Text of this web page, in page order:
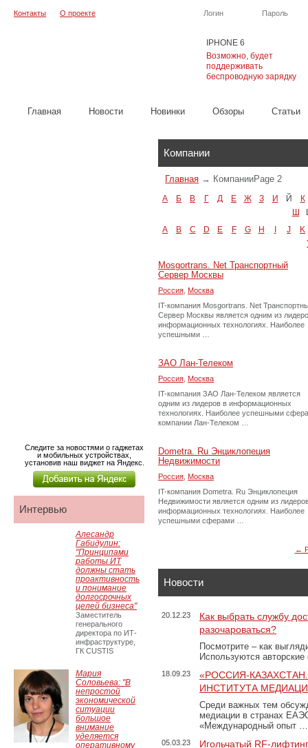
IPHONE 6
Возможно, будет
поддерживать
беспроводную зарядку
Логин Пароль
Контакты О проекте
Главная Новости Новинки Обзоры Cтатьи
Компании
Главная → КомпанииPage 2
А Б В Г Д Е Ж З И Й
К
Ш
A
B C D E F G H J
K
Mosgortrans. Net Транспортный
Сервер Москвы
Россия Москва
IT-компания Mosgortrans. Net
Сервер Москвы является одним из
информационных технологиях. Наиболее
успешными …
ЗАО Лан-Телеком
Россия Москва
IT-компания ЗАО Лан-Телеком является
одним из лидеров в информационных
технологиях. Наиболее успешными
компании Лан-Телеком …
Dometra. Ru Энциклопеция
Недвижимости
Россия Москва
IT-компания Dometra. Ru Энциклопеция
Недвижимости является одним из
информационных технологиях. Наиболее
успешными сферами …
←
Новости
20.12.23
Как выбрать службу
разочароваться?
Посмотрите – как
Используются
18.09.23
«РОССИЯ-
ИНСТИТУТА
Среди важных тем
медиации в странах
«Международный опыт …
05.03.23 Игольчатый RF-
Следите за новостями о гаджетах
и мобильных устройствах,
установив наш виджет на Яндекс.
Интервью
Алесандр
Габидулин:
"Принципами
работы ИТ
должны стать
проактивность
и понимание
долгосрочных
целей бизнеса"
Заместитель
генерального
директора по ИТ-
инфраструктуре,
ГК CUSTIS
Мария
Соловьева: "В
непростой
экономической
ситуации
большое
внимание
уделяется
оперативному